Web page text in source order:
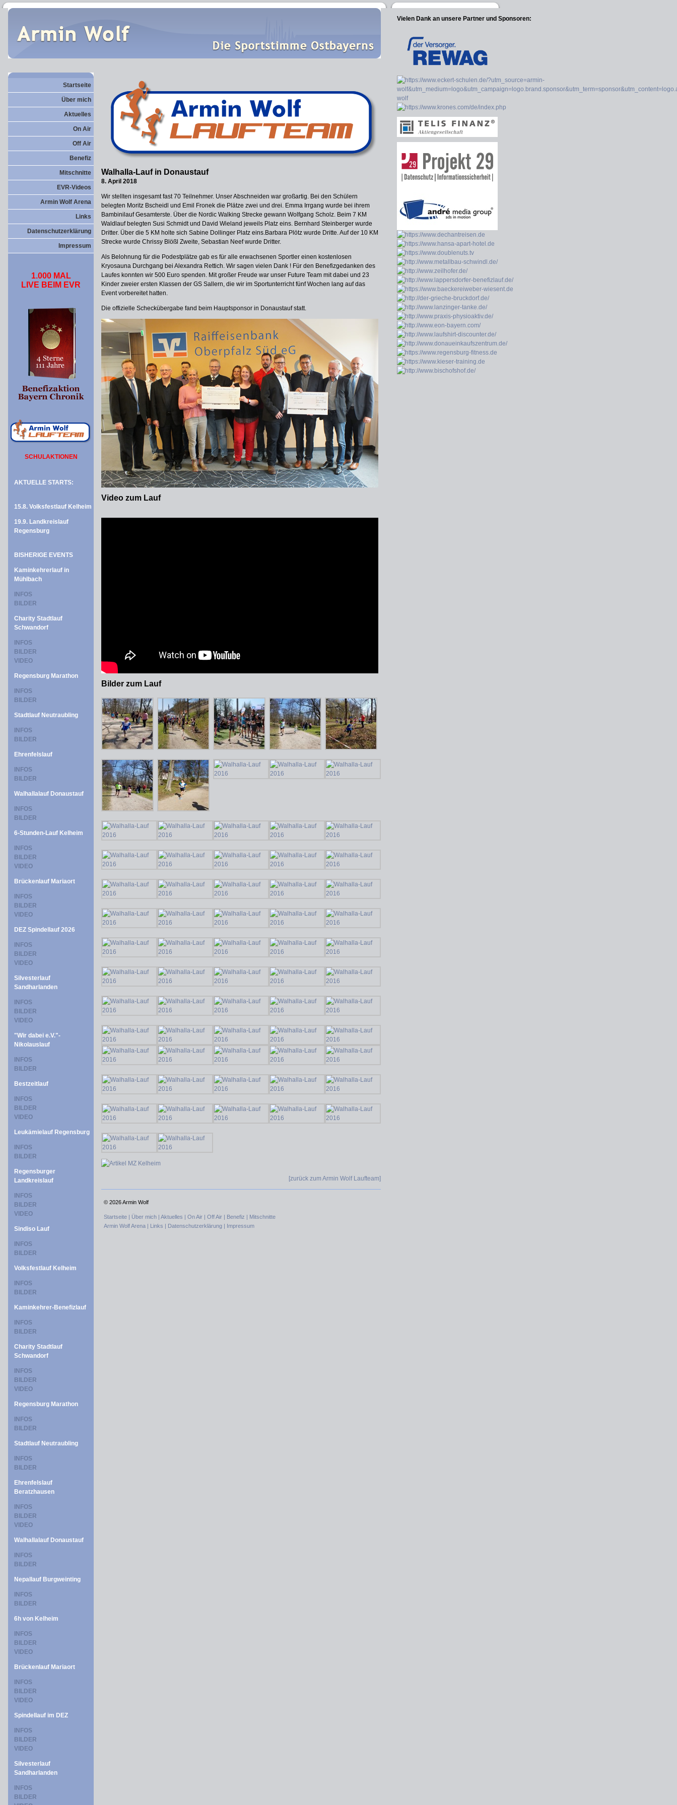
Startseite
Über mich
Aktuelles
On Air
Off Air
Benefiz
Mitschnitte
EVR-Videos
Armin Wolf Arena
Links
Datenschutzerklärung
Impressum
1.000 MAL
LIVE BEIM EVR
SCHULAKTIONEN
AKTUELLE STARTS:
15.8. Volksfestlauf Kelheim
19.9. Landkreislauf
Regensburg
BISHERIGE EVENTS
Kaminkehrerlauf in
Mühlbach
INFOS
BILDER
Charity Stadtlauf
Schwandorf
INFOS
BILDER
VIDEO
Regensburg Marathon
INFOS
BILDER
Stadtlauf Neutraubling
INFOS
BILDER
Ehrenfelslauf
INFOS
BILDER
Walhallalauf Donaustauf
INFOS
BILDER
6-Stunden-Lauf Kelheim
INFOS
BILDER
VIDEO
Brückenlauf Mariaort
INFOS
BILDER
VIDEO
DEZ Spindellauf 2026
INFOS
BILDER
VIDEO
Silvesterlauf
Sandharlanden
INFOS
BILDER
VIDEO
"Wir dabei e.V."-
Nikolauslauf
INFOS
BILDER
Bestzeitlauf
INFOS
BILDER
VIDEO
Leukämielauf Regensburg
INFOS
BILDER
Regensburger
Landkreislauf
INFOS
BILDER
VIDEO
Sindiso Lauf
INFOS
BILDER
Volksfestlauf Kelheim
INFOS
BILDER
Kaminkehrer-Benefizlauf
INFOS
BILDER
Charity Stadtlauf
Schwandorf
INFOS
BILDER
VIDEO
Regensburg Marathon
INFOS
BILDER
Stadtlauf Neutraubling
INFOS
BILDER
Ehrenfelslauf
Beratzhausen
INFOS
BILDER
VIDEO
Walhallalauf Donaustauf
INFOS
BILDER
Nepallauf Burgweinting
INFOS
BILDER
6h von Kelheim
INFOS
BILDER
VIDEO
Brückenlauf Mariaort
INFOS
BILDER
VIDEO
Spindellauf im DEZ
INFOS
BILDER
VIDEO
Silvesterlauf
Sandharlanden
INFOS
BILDER
Walhalla-Lauf in Donaustauf
8. April 2018
Wir stellten insgesamt fast 70 Teilnehmer. Unser Abschneiden war großartig. Bei den Schülern
belegten Moritz Bscheidl und Emil Fronek die Plätze zwei und drei. Emma Irrgang wurde bei ihrem
Bambinilauf Gesamterste. Über die Nordic Walking Strecke gewann Wolfgang Scholz. Beim 7 KM
Waldlauf belegten Susi Schmidt und David Wieland jeweils Platz eins. Bernhard Steinberger wurde
Dritter. Über die 5 KM holte sich Sabine Dollinger Platz eins.Barbara Plötz wurde Dritte. Auf der 10 KM
Strecke wurde Chrissy Blößl Zweite, Sebastian Neef wurde Dritter.
Als Belohnung für die Podestplätze gab es für alle erwachsenen Sportler einen kostenlosen
Kryosauna Durchgang bei Alexandra Rettich. Wir sagen vielen Dank ! Für den Benefizgedanken des
Laufes konnten wir 500 Euro spenden. Mit großer Freude war unser Future Team mit dabei und 23
Kinder zweier ersten Klassen der GS Sallern, die wir im Sportunterricht fünf Wochen lang auf das
Event vorbereitet hatten.
Die offizielle Scheckübergabe fand beim Hauptsponsor in Donaustauf statt.
Video zum Lauf
Bilder zum Lauf
[zurück zum Armin Wolf Laufteam]
© 2026 Armin Wolf
Startseite | Über mich | Aktuelles | On Air | Off Air | Benefiz | Mitschnitte
Armin Wolf Arena | Links | Datenschutzerklärung | Impressum
Vielen Dank an unsere Partner und Sponsoren: